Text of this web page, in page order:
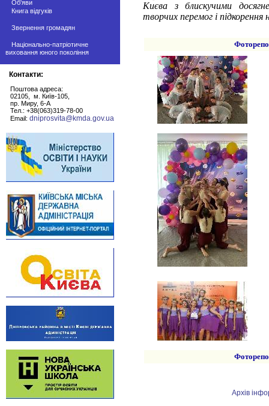
Об'яви
Книга відгуків
Звернення громадян
Національно-патріотичне
виховання юного покоління
Контакти:
Поштова адреса:
02105, м. Київ-105,
пр. Миру, 6-А
Тел.: +38(063)319-78-00
Email: dniprosvita@kmda.gov.ua
Києва з блискучими
творчих перемог і підкорення
Архів